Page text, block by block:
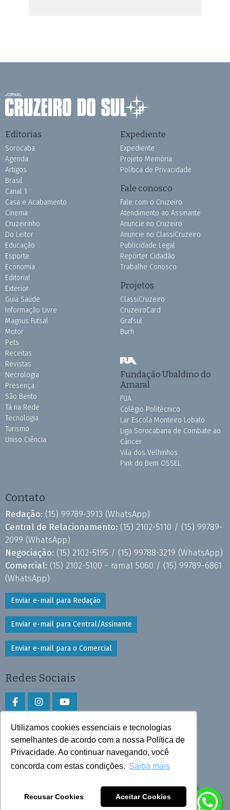
Utilizamos cookies essenciais e tecnologias
semelhantes de acordo com a nossa Política de
Privacidade. Ao continuar navegando, você
concorda com estas condições. Saiba mais
Recusar Cookies Aceitar Cookies
Editorias
Sorocaba
Agenda
Artigos
Brasil
Canal 1
Casa e Acabamento
Cinema
Cruzeirinho
Do Leitor
Educação
Esporte
Economia
Editorial
Exterior
Guia Saúde
Informação Livre
Magnus Futsal
Motor
Pets
Receitas
Revistas
Necrologia
Presença
São Bento
Tá na Rede
Tecnologia
Turismo
Uniso Ciência
Expediente
Expediente
Projeto Memória
Política de Privacidade
Fale conosco
Fale com o Cruzeiro
Atendimento ao Assinante
Anuncie no Cruzeiro
Anuncie no ClassiCruzeiro
Publicidade Legal
Repórter Cidadão
Trabalhe Conosco
Projetos
ClassiCruzeiro
CruzeiroCard
Grafsul
Burh
Fundação Ubaldino do
Amaral
FUA
Colégio Politécnico
Lar Escola Monteiro Lobato
Liga Sorocabana de Combate ao
Câncer
Vila dos Velhinhos
Pink do Bem OSSEL
Contato
Redação: (15) 99789-3913 (WhatsApp)
Central de Relacionamento: (15) 2102-5110 / (15) 99789-
2099 (WhatsApp)
Negociação: (15) 2102-5195 / (15) 99788-3219 (WhatsApp)
Comercial: (15) 2102-5100 - ramal 5060 / (15) 99789-6861
(WhatsApp)
Enviar e-mail para Redação
Enviar e-mail para Central/Assinante
Enviar e-mail para o Comercial
Redes Sociais
Faça download do aplicativo
Play Store e App Store
Todos os direitos reservados © 2026 Cruzeiro do Sul